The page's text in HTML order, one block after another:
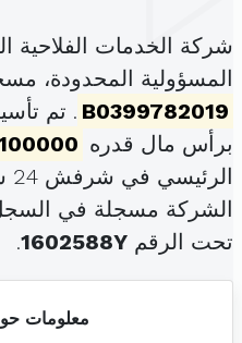
شركة الخدمات
المسؤولية المحدودة،
B0399782019
برأس مال قدره 100000
الرئيسي في شرفش 24 سيدي ثابت (
الشركة مسجلة في
تحت الرقم 1602588Y
.
معلومات